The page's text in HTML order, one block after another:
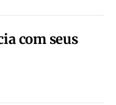
com seus